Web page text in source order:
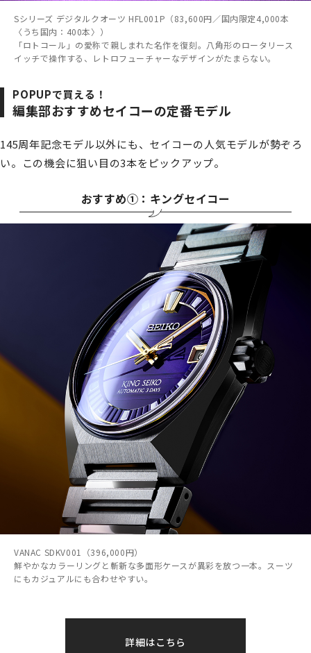
Sシリーズ デジタルクオーツ HFL001P（83,600円／国内限定4,000本
〈うち国内：400本〉）
「ロトコール」の愛称で親しまれた名作を復刻。八角形のロータリース
イッチで操作する、レトロフューチャーなデザインがたまらない。
POPUPで買える！
編集部おすすめセイコーの定番モデル
145周年記念モデル以外にも、セイコーの人気モデルが勢ぞろ
い。この機会に狙い目の3本をピックアップ。
おすすめ①：キングセイコー
VANAC SDKV001（396,000円）
鮮やかなカラーリングと斬新な多面形ケースが異彩を放つ一本。スーツ
にもカジュアルにも合わせやすい。
詳細はこちら